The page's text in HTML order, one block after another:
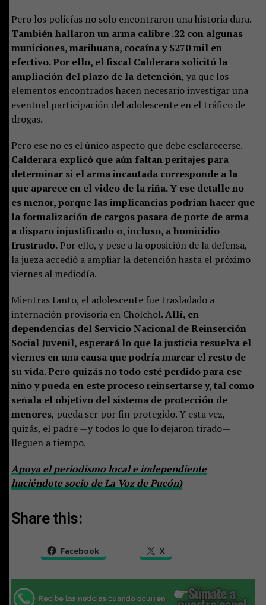
Pero los policías no solo encontraron una historia dura.
También hallaron un arma calibre .22 con algunas
municiones, marihuana, cocaína y $270 mil en
efectivo. Por ello, el fiscal Calderara solicitó la
ampliación del plazo de la detención, ya que los
elementos encontrados hacen necesario investigar una
eventual participación del adolescente en el tráfico de
drogas.
Pero ese no es el único aspecto que debe esclarecerse.
Calderara explicó que aún faltan peritajes para
determinar si el arma incautada corresponde a la
que aparece en el video de la riña. Y ese detalle no
es menor, porque las implicancias podrían hacer que
la formalización de cargos pasara de porte de arma
a disparo injustificado o, incluso, a homicidio
frustrado.Por ello, y pese a la oposición de la defensa,
la jueza accedió a ampliar la detención hasta el próximo
viernes al mediodía.
Mientras tanto, el adolescente fue trasladado a
internación provisoria en Cholchol.Allí, en
dependencias del Servicio Nacional de Reinserción
Social Juvenil, esperará lo que la justicia resuelva el
viernes en una causa que podría marcar el resto de
su vida. Pero quizás no todo esté perdido para ese
niño y pueda en este proceso reinsertarse y, tal como
señala el objetivo del sistema de protección de
menores, pueda ser por fin protegido. Y esta vez,
quizás, el padre —y todos lo que lo dejaron tirado—
lleguen a tiempo.
Apoya el periodismo local e independiente
haciéndote socio de La Voz de Pucón)
Share this:
Facebook X